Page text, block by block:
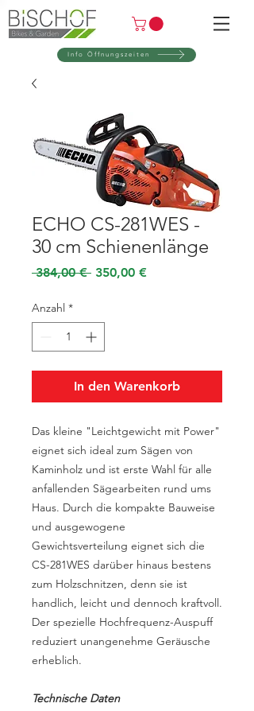
Info Öffnungszeiten
ECHO CS-281WES -
30 cm Schienenlänge
384,00 € Standardpreis
350,00 €Sale-
Anzahl *
In den Warenkorb
Das kleine "Leichtgewicht mit Power"
eignet sich ideal zum Sägen von
Kaminholz und ist erste Wahl für alle
anfallenden Sägearbeiten rund ums
Haus. Durch die kompakte Bauweise
und ausgewogene
Gewichtsverteilung eignet sich die
CS-281WES darüber hinaus bestens
zum Holzschnitzen, denn sie ist
handlich, leicht und dennoch kraftvoll.
Der spezielle Hochfrequenz-Auspuff
reduziert unangenehme Geräusche
erheblich.
Technische Daten